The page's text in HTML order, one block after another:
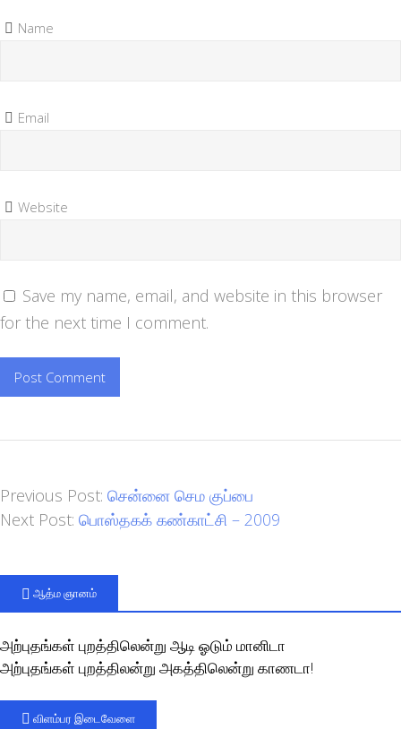
Name
Email
Website
Save my name, email, and website in this browser
for the next time I comment.
Previous Post: சென்னை செம குப்பை
Next Post: பொஸ்தகக் கண்காட்சி – 2009
ஆத்ம ஞானம்
அற்புதங்கள் புறத்திலென்று ஆடி ஓடும் மானிடா
அற்புதங்கள் புறத்திலன்று அகத்திலென்று காணடா!
விளம்பர இடைவேளை